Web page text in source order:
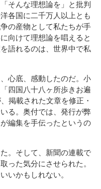
そんな理想論を」と批判
各国に二千万人以上とも
の産物として私たちが手
向けて理想論を唱えると
語れるのは、世界中で私
心底、感動したのだ。小
四国八十八ヶ所歩きお遍
掲載された文章を修正・
る。奥付では、発行が弊
編集を手伝ったというの
。そして、新聞の連載で
った気分にさせられた。
いかもしれない。